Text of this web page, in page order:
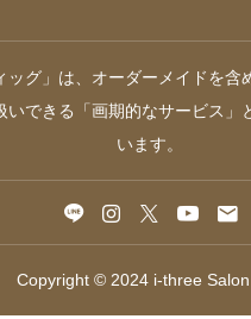
ッグ」は、オーダーメイドを含
いできる「画期的なサービス」
います。
Copyright © 2024 i-three